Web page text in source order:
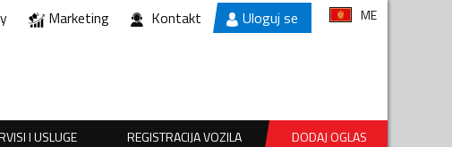
Marketing Kontakt Uloguj se ME
I USLUGE REGISTRACIJA VOZILA
DODAJ OGLAS